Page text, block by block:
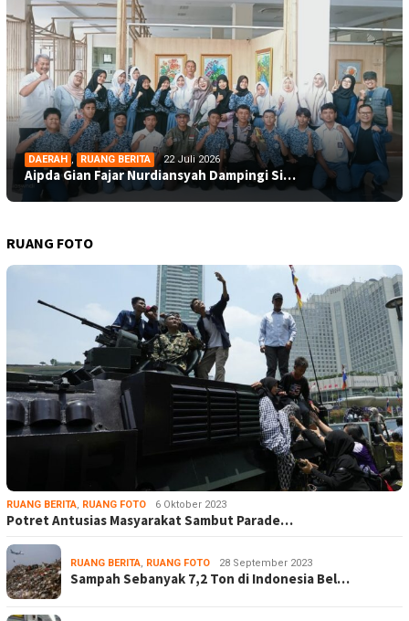
DAERAH , RUANG BERITA 22 Juli 2026
Aipda Gian Fajar Nurdiansyah Dampingi Si…
RUANG FOTO
RUANG BERITA, RUANG FOTO 6 Oktober 2023
Potret Antusias Masyarakat Sambut Parade…
RUANG BERITA, RUANG FOTO 28 September 2023
Sampah Sebanyak 7,2 Ton di Indonesia Bel…